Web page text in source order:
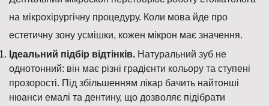
на мікрохірургічну процедуру. Коли мова йде про
естетичну зону усмішки, кожен мікрон має значення.
Ідеальний підбір відтінків. Натуральний зуб не
однотонний: він має різні градієнти кольору та ступені
прозорості. Під збільшенням лікар бачить найтонші
нюанси емалі та дентину, що дозволяє підібрати